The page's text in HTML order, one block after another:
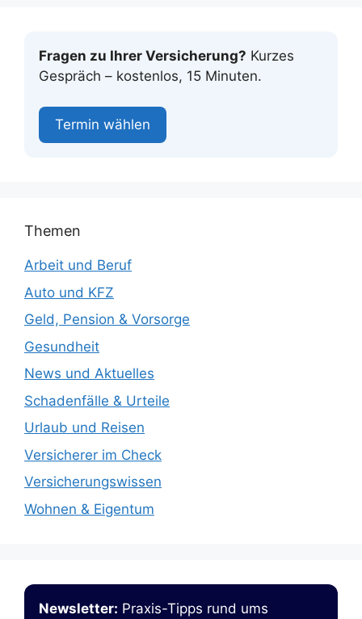
Fragen zu Ihrer Versicherung? Kurzes
Gespräch – kostenlos, 15 Minuten.
Termin wählen
Themen
Arbeit und Beruf
Auto und KFZ
Geld, Pension & Vorsorge
Gesundheit
News und Aktuelles
Schadenfälle & Urteile
Urlaub und Reisen
Versicherer im Check
Versicherungswissen
Wohnen & Eigentum
Newsletter: Praxis-Tipps rund ums